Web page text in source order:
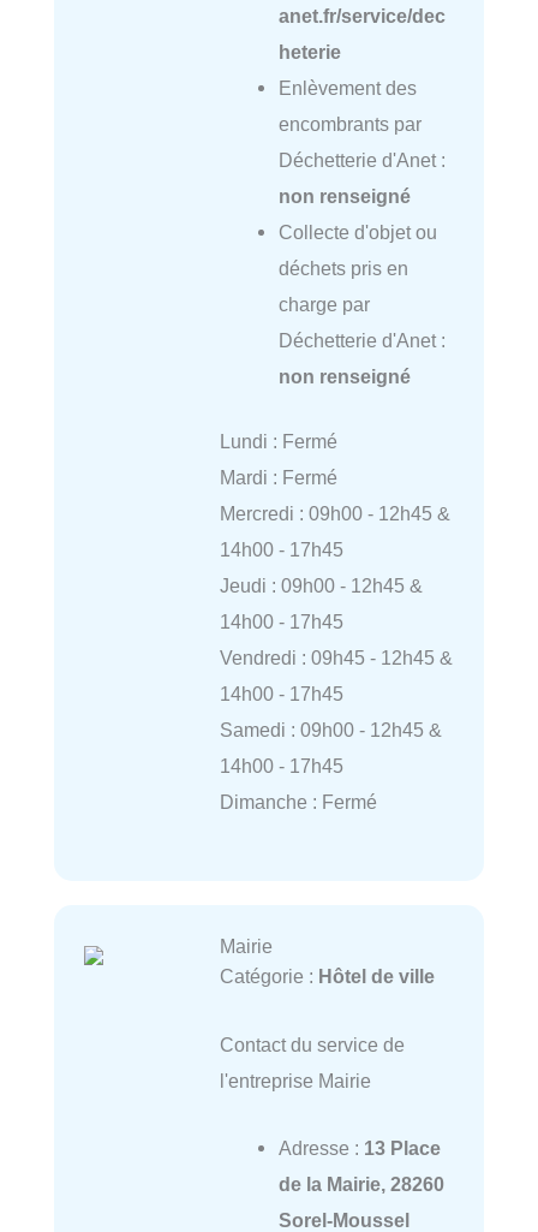
anet.fr/service/dec
heterie
Enlèvement des
encombrants par
Déchetterie d'Anet :
non renseigné
Collecte d'objet ou
déchets pris en
charge par
Déchetterie d'Anet :
non renseigné
Lundi : Fermé
Mardi : Fermé
Mercredi : 09h00 - 12h45 &
14h00 - 17h45
Jeudi : 09h00 - 12h45 &
14h00 - 17h45
Vendredi : 09h45 - 12h45 &
14h00 - 17h45
Samedi : 09h00 - 12h45 &
14h00 - 17h45
Dimanche : Fermé
Mairie
Catégorie : Hôtel de ville
Contact du service de
l'entreprise Mairie
Adresse : 13 Place
de la Mairie, 28260
Sorel-Moussel